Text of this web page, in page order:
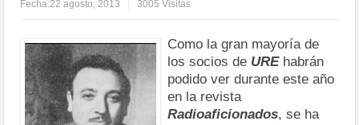
Fecha:22 agosto, 2013 3005 Visitas
Como la gran mayoría de
los socios de UREhabrán
podido ver durante este año
en la revista
Radioaficionados, se ha